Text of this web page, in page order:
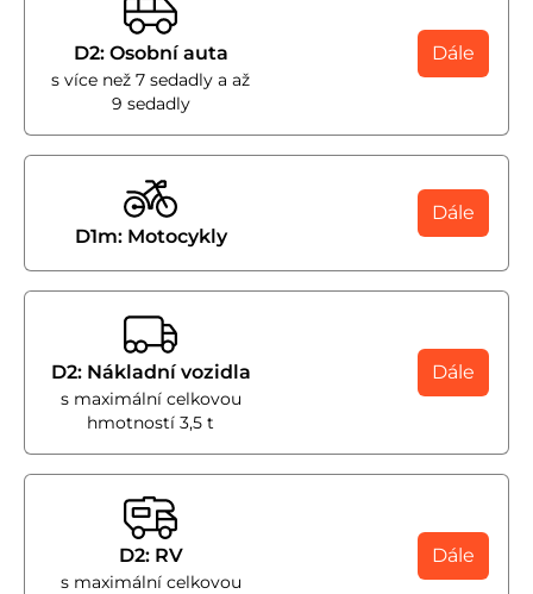
D2: Osobní auta
s více než 7 sedadly a až
9 sedadly
Dále
D1m: Motocykly
Dále
D2: Nákladní vozidla
s maximální celkovou
hmotností 3,5 t
Dále
D2: RV
s maximální celkovou
Dále